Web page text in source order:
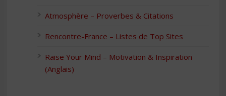
Atmosphère – Proverbes & Citations
Rencontre-France – Listes de Top Sites
Raise Your Mind – Motivation & Inspiration
(Anglais)